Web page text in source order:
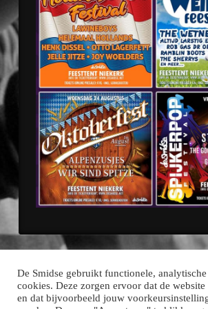
De Smidse gebruikt functionele,
cookies. Deze zorgen ervoor dat de
en dat bijvoorbeeld jouw